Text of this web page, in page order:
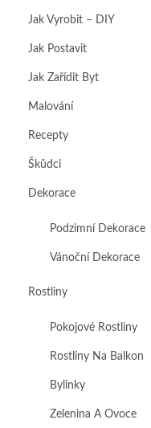
Jak Vyrobit – DIY
Jak Postavit
Jak Zařídit Byt
Malování
Recepty
Škůdci
Dekorace
Podzimní Dekorace
Vánoční Dekorace
Rostliny
Pokojové Rostliny
Rostliny Na Balkon
Bylinky
Zelenina A Ovoce